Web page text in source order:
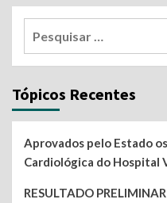
Tópicos Recentes
Aprovados pelo Estado
Cardiológica do Hospital
RESULTADO